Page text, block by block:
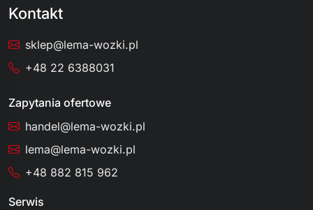
Kontakt
sklep@lema-wozki.pl
+48 22 6388031
Zapytania ofertowe
handel@lema-wozki.pl
lema@lema-wozki.pl
+48 882 815 962
Serwis